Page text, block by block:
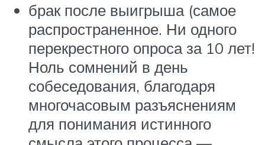
брак после выигрыша (самое
распространенное. Ни одного
перекрестного опроса за 10 лет!
Ноль сомнений в день
собеседования, благодаря
многочасовым разъяснениям
для понимания истинного